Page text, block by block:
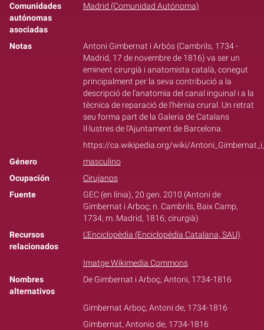
Comunidades
autónomas
asociadas
Madrid (Comunidad Autónoma)
Notas
Antoni Gimbernat i Arbós (Cambrils, 1734 -
Madrid, 17 de novembre de 1816) va ser un
eminent cirurgià i anatomista català, conegut
principalment per la seva contribució a la
descripció de l'anatomia del canal inguinal i a la
tècnica de reparació de l'hèrnia crural. Un retrat
seu forma part de la Galeria de Catalans
Il·lustres de l'Ajuntament de Barcelona.
https://ca.wikipedia.org/wiki/
Género
masculino
Ocupación
Cirujanos
Fuente
GEC (en línia), 20 gen. 2010 (Antoni de
Gimbernat i Arboç; n. Cambrils, Baix Camp,
1734; m. Madrid, 1816; cirurgià)
Recursos
relacionados
L'Enciclopèdia (Enciclopèdia Catalana, SAU)
Imatge Wikimedia Commons
Nombres
alternativos
De Gimbernat i Arboç, Antoni, 1734-1816
Gimbernat Arboç, Antoni de, 1734-1816
Gimbernat, Antonio de, 1734-1816